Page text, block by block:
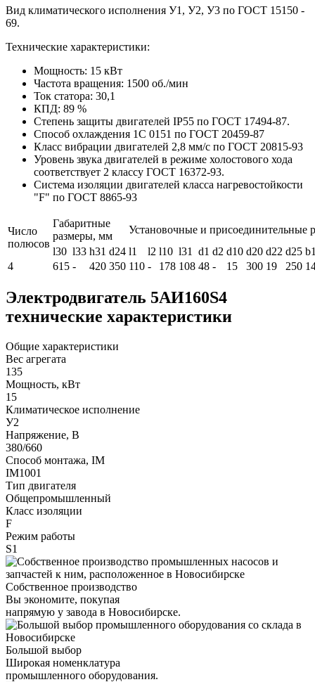
Вид климатического исполнения У1, У2, У3 по ГОСТ 15150 -
69.
Технические характеристики:
Мощность: 15 кВт
Частота вращения: 1500 об./мин
Ток статора: 30,1
КПД: 89 %
Степень защиты двигателей IP55 по ГОСТ 17494-87.
Способ охлаждения 1С 0151 по ГОСТ 20459-87
Класс вибрации двигателей 2,8 мм/с по ГОСТ 20815-93
Уровень звука двигателей в режиме холостового хода
соответствует 2 классу ГОСТ 16372-93.
Система изоляции двигателей класса нагревостойкости
"F" по ГОСТ 8865-93
Число
полюсов
Габаритные
размеры, мм
Установочные и присоединительные
l30 l33 h31 d24 l1 l2 l10 l31 d1 d2 d10 d20 d22 d25
4
615 - 420 350 110 - 178 108 48 - 15 300 19 250
Электродвигатель 5АИ160S4
технические характеристики
Общие характеристики
Вес агрегата
135
Мощность, кВт
15
Климатическое исполнение
У2
Напряжение, В
380/660
Способ монтажа, IM
IM1001
Тип двигателя
Общепромышленный
Класс изоляции
F
Режим работы
S1
Собственное производство
Вы экономите, покупая
напрямую у завода в Новосибирске.
Большой выбор
Широкая номенклатура
промышленного оборудования.